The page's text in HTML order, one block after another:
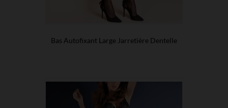
Bas Autofixant Large Jarretière Dentelle